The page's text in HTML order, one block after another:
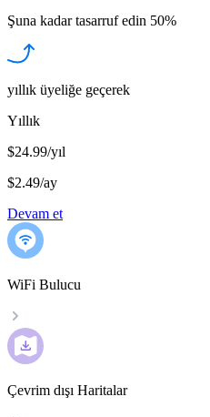
Şuna kadar tasarruf edin 50%
yıllık üyeliğe geçerek
Yıllık
$24.99/yıl
$2.49/ay
Devam et
WiFi Bulucu
Çevrim dışı Haritalar